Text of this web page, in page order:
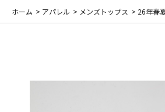
ホーム > アパレル > メンズトップス > 26年春